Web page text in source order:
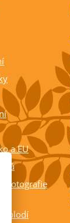
a EU
fotografie
plodí